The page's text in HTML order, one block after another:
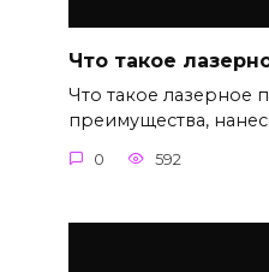
Что такое
Что такое лазерное
преимущества,
0 592